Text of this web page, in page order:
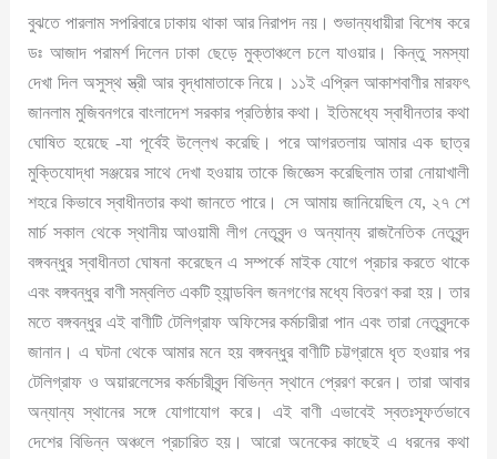
বুঝতে পারলাম সপরিবারে ঢাকায় থাকা আর নিরাপদ নয়। শুভান্যধায়ীরা বিশেষ করে
ডঃ আজাদ পরামর্শ দিলেন ঢাকা ছেড়ে মুক্তাঞ্চলে চলে যাওয়ার। কিন্তু সমস্যা
দেখা দিল অসুস্থ স্ত্রী আর বৃদ্ধামাতাকে নিয়ে। ১১ই এপ্রিল আকাশবাণীর মারফৎ
জানলাম মুজিবনগরে বাংলাদেশ সরকার প্রতিষ্ঠার কথা। ইতিমধ্যে স্বাধীনতার কথা
ঘোষিত হয়েছে -যা পূর্বেই উল্লেখ করেছি। পরে আগরতলায় আমার এক ছাত্র
মুক্তিযোদ্ধা সঞ্জয়ের সাথে দেখা হওয়ায় তাকে জিজ্ঞেস করেছিলাম তারা নোয়াখালী
শহরে কিভাবে স্বাধীনতার কথা জানতে পারে। সে আমায় জানিয়েছিল যে, ২৭ শে
মার্চ সকাল থেকে স্থানীয় আওয়ামী লীগ নেতৃবৃন্দ ও অন্যান্য রাজনৈতিক নেতৃবৃন্দ
বঙ্গবন্ধুর স্বাধীনতা ঘোষনা করেছেন এ সম্পর্কে মাইক যোগে প্রচার করতে থাকে
এবং বঙ্গবন্ধুর বাণী সম্বলিত একটি হ্যান্ডবিল জনগণের মধ্যে বিতরণ করা হয়। তার
মতে বঙ্গবন্ধুর এই বাণীটি টেলিগ্রাফ অফিসের কর্মচারীরা পান এবং তারা নেতৃবৃন্দকে
জানান। এ ঘটনা থেকে আমার মনে হয় বঙ্গবন্ধুর বাণীটি চট্টগ্রামে ধৃত হওয়ার পর
টেলিগ্রাফ ও অয়ারলেসের কর্মচারীবৃন্দ বিভিন্ন স্থানে প্রেরণ করেন। তারা আবার
অন্যান্য স্থানের সঙ্গে যোগাযোগ করে। এই বাণী এভাবেই স্বতঃস্ফূর্তভাবে
দেশের বিভিন্ন অঞ্চলে প্রচারিত হয়। আরো অনেকের কাছেই এ ধরনের কথা